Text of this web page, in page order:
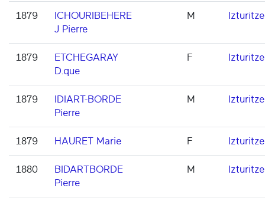
1879
ICHOURIBEHERE
J Pierre
M Izturitze
1879
ETCHEGARAY
D.que
F Izturitze
1879
IDIART-BORDE
Pierre
M Izturitze
1879 HAURET Marie F Izturitze
1880
BIDARTBORDE
Pierre
M Izturitze